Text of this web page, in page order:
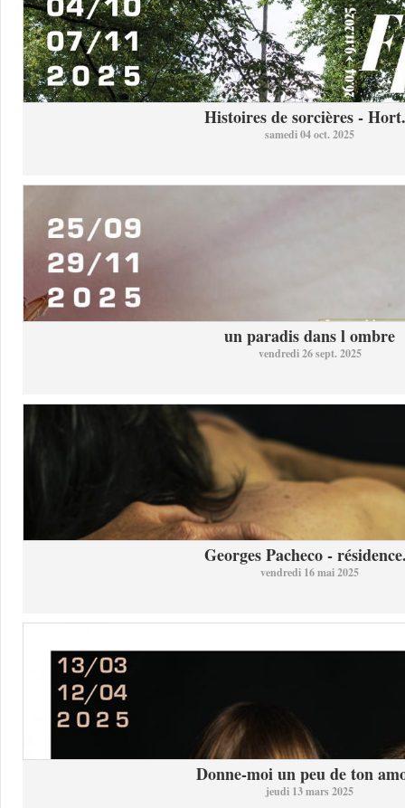
Histoires de sorcières -
samedi 04 oct. 2025
un paradis dans l ombre
vendredi 26 sept. 2025
Georges Pacheco -
vendredi 16 mai 2025
Donne-moi un peu de ton
jeudi 13 mars 2025